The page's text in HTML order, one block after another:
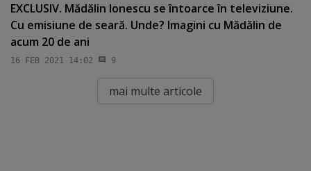
EXCLUSIV. Mădălin Ionescu se întoarce în televiziune.
Cu emisiune de seară. Unde? Imagini cu Mădălin de
acum 20 de ani
16 FEB 2021 14:02 9
mai multe articole